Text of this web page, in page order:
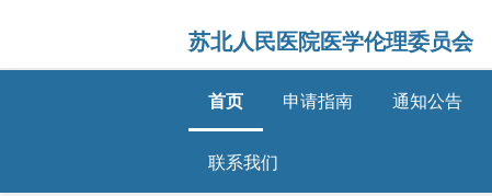
苏北人民医院医学伦理委员会
首页 申请指南 通知公告
联系我们